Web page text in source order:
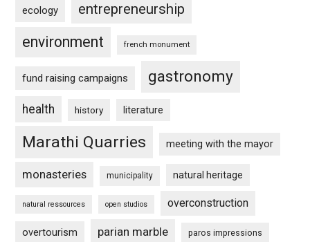
ecology entrepreneurship
environment french monument
fund raising campaigns gastronomy
health history literature
Marathi Quarries meeting with the mayor
monasteries municipality natural heritage
natural ressources open studios overconstruction
overtourism parian marble paros impressions